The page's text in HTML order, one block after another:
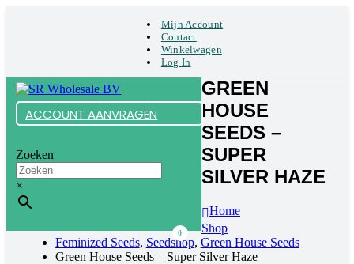
Mijn Account
Contact
Winkelwagen
Log In
ACCOUNT AANVRAGEN
Zoeken
×
0
GREEN
HOUSE
SEEDS –
SUPER
SILVER HAZE
Home
Shop
Feminized Seeds, Seedshop, Green House Seeds
Green House Seeds – Super Silver Haze